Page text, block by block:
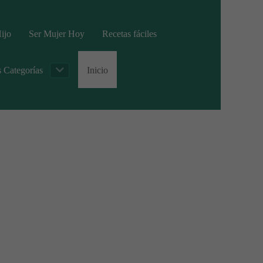
Ser Mujer Hoy Recetas fáciles
Categorías Inicio